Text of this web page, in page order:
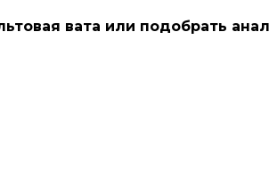
вата или подобрать